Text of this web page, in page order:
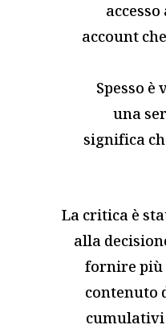
account
Spesso
una
significa
La critica è
alla
fornire più
contenuto
cumulativi